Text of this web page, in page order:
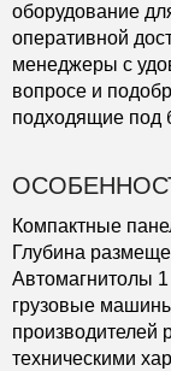
оборудование
оперативной
менеджеры с
вопросе и
подходящие под
Компактные
Глубина
Автомагнитолы
грузовые
производителей
техническими